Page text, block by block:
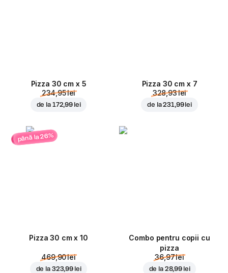
Pizza 30 cm x 5
234,95 lei
de la 172,99 lei
Pizza 30 cm x 7
328,93 lei
de la231,99 lei
până la 26%
Pizza 30 cm x 10
469,90 lei
de la 323,99 lei
Combo pentru copii cu
pizza
36,97 lei
de la 28,99 lei